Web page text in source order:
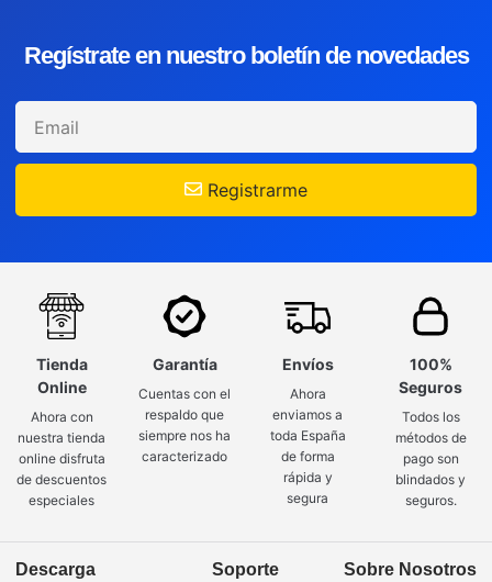
Regístrate en nuestro boletín de novedades
Registrarme
Tienda
Online
Ahora con
nuestra tienda
online disfruta
de descuentos
especiales
Garantía
Cuentas con el
respaldo que
siempre nos ha
caracterizado
Envíos
Ahora
enviamos a
toda España
de forma
rápida y
segura
100%
Seguros
Todos los
métodos de
pago son
blindados y
seguros.
Descarga
Soporte Sobre Nosotros